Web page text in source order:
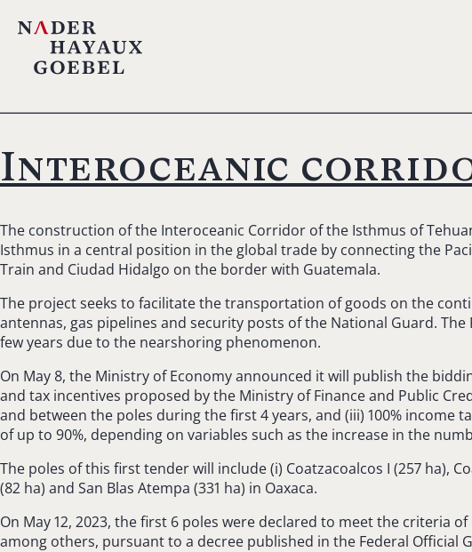
Interoceanic
The construction of the Interoceanic Corridor of the Isthmus of
Isthmus in a central position in the global trade by connecting the
Train and Ciudad Hidalgo on the border with Guatemala.
The project seeks to facilitate the transportation of goods on the
antennas, gas pipelines and security posts of the National Guard.
few years due to the nearshoring phenomenon.
On May 8, the Ministry of Economy announced it will publish the
and tax incentives proposed by the Ministry of Finance and Public
and between the poles during the first 4 years, and (iii) 100%
of up to 90%, depending on variables such as the increase in the
The poles of this first tender will include (i) Coatzacoalcos I (257 ha),
(82 ha) and San Blas Atempa (331 ha) in Oaxaca.
On May 12, 2023, the first 6 poles were declared to meet the
among others, pursuant to a decree published in the Federal Official